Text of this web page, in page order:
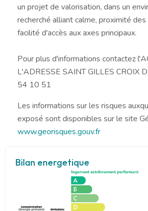
un projet de valorisation, dans un
recherché alliant calme, proximité
facilité d'accès aux axes principaux.
Pour plus d'informations contactez
L'ADRESSE SAINT GILLES CROIX
54 10 51
Les informations sur les risques
exposé sont disponibles sur le site
www.georisques.gouv.fr
Bilan energetique